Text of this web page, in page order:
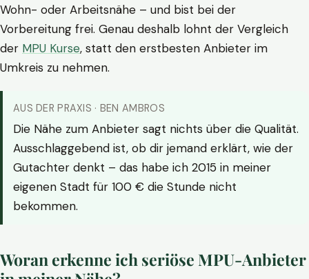
Wohn- oder Arbeitsnähe – und bist bei der
Vorbereitung frei. Genau deshalb lohnt der Vergleich
der MPU Kurse, statt den erstbesten Anbieter im
Umkreis zu nehmen.
AUS DER PRAXIS · BEN AMBROS
Die Nähe zum Anbieter sagt nichts über die Qualität.
Ausschlaggebend ist, ob dir jemand erklärt, wie der
Gutachter denkt – das habe ich 2015 in meiner
eigenen Stadt für 100 € die Stunde nicht
bekommen.
Woran erkenne ich seriöse MPU-Anbieter